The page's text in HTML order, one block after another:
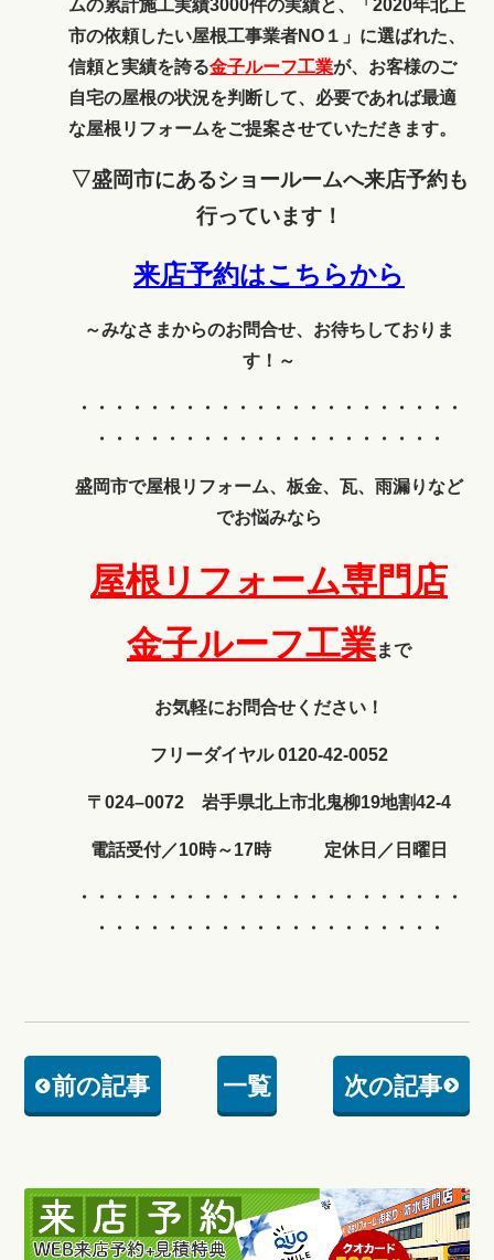
ムの累計施工実績3000件の実績と、「2020年北上
市の依頼したい屋根工事業者NO１」に選ばれた、
信頼と実績を誇る金子ルーフ工業が、お客様のご
自宅の屋根の状況を判断して、必要であれば最適
な屋根リフォームをご提案させていただきます。
▽盛岡市にあるショールームへ来店予約も
行っています！
来店予約はこちらから
～みなさまからのお問合せ、お待ちしておりま
す！～
・・・・・・・・・・・・
・・・・・・・・・・
・・・・・・・・・・・・・・・・・・・・
盛岡市で屋根リフォーム、板金、瓦、雨漏りなど
でお悩みなら
屋根リフォーム専門店
金子ルーフ工業まで
お気軽にお問合せください！
フリーダイヤル 0120-42-0052
〒024–0072 岩手県北上市北鬼柳19地割42-4
電話受付／10時～17時 定休日／日曜日
・・・・・・・・・・・・
・・・・・・・・・・
・・・・・・・・・・・・・・・・・・・・
前の記事 一覧 次の記事